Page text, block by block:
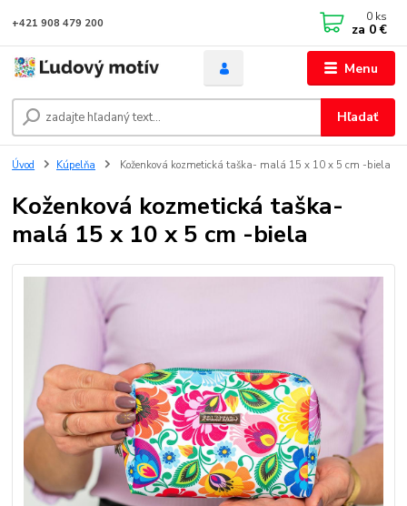
Menu
Hľadať
+421 908 479 200 0 ks
za 0 €
Úvod Kúpelňa Koženková kozmetická taška- malá 15 x 10 x 5 cm -biela
Koženková kozmetická taška-
malá 15 x 10 x 5 cm -biela